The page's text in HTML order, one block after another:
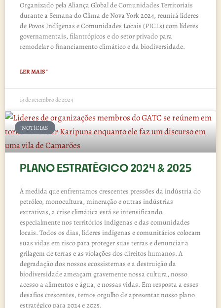
Organizado pela Aliança Global de Comunidades Territoriais
durante a Semana do Clima de Nova York 2024, reunirá líderes
de Povos Indígenas e Comunidades Locais (PICLs) com líderes
governamentais, filantrópicos e do setor privado para
remodelar o financiamento climático e da biodiversidade.
LER MAIS "
13 de setembro de 2024
NOTÍCIAS
PLANO ESTRATÉGICO 2024 & 2025
À medida que enfrentamos crescentes pressões da indústria do
petróleo, monocultura, mineração e outras indústrias
extrativas, a crise climática está se intensificando,
especialmente nos territórios indígenas e das comunidades
locais. Todos os dias, líderes indígenas e comunitários colocam
suas vidas em risco para proteger suas terras e denunciar a
grilagem de terras e as violações dos direitos humanos. A
degradação dos nossos ecossistemas e a destruição da
biodiversidade ameaçam gravemente nossa cultura, nosso
acesso a alimentos e água, e nossas vidas. Em resposta a esses
desafios crescentes, temos orgulho de apresentar nosso plano
estratégico para 2024 e 2025.